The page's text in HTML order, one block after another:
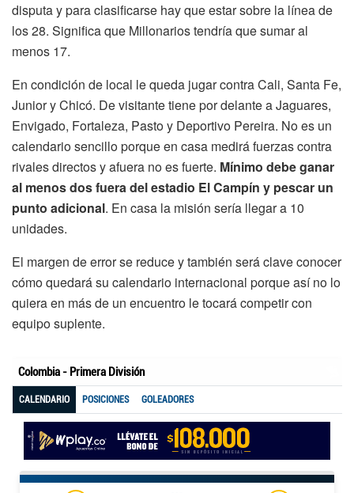
disputa y para clasificarse hay que estar sobre la línea de
los 28. Significa que Millonarios tendría que sumar al
menos 17.
En condición de local le queda jugar contra Cali, Santa Fe,
Junior y Chicó. De visitante tiene por delante a Jaguares,
Envigado, Fortaleza, Pasto y Deportivo Pereira. No es un
calendario sencillo porque en casa medirá fuerzas contra
rivales directos y afuera no es fuerte. Mínimo debe ganar
al menos dos fuera del estadio El Campín y pescar un
punto adicional. En casa la misión sería llegar a 10
unidades.
El margen de error se reduce y también será clave conocer
cómo quedará su calendario internacional porque así no lo
quiera en más de un encuentro le tocará competir con
equipo suplente.